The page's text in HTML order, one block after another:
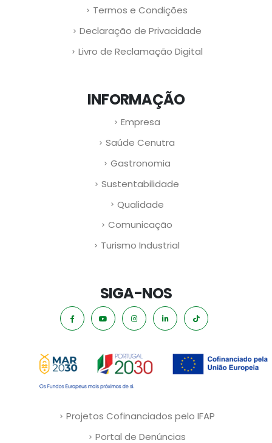
Termos e Condições
Declaração de Privacidade
Livro de Reclamação Digital
INFORMAÇÃO
Empresa
Saúde Cenutra
Gastronomia
Sustentabilidade
Qualidade
Comunicação
Turismo Industrial
SIGA-NOS
Projetos Cofinanciados pelo IFAP
Portal de Denúncias